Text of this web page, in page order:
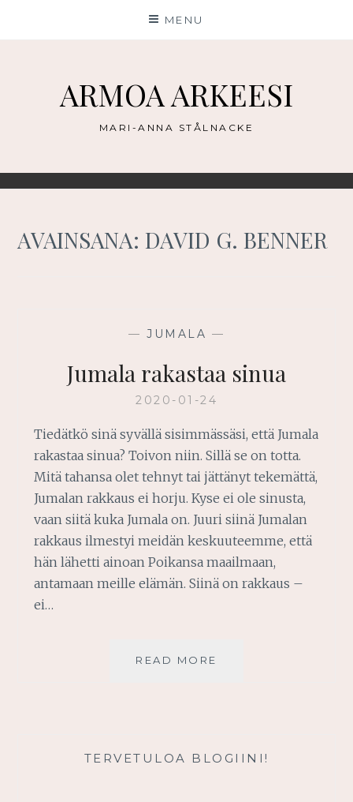
MENU
ARMOA ARKEESI
MARI-ANNA STÅLNACKE
AVAINSANA:DAVID G. BENNER
— JUMALA —
Jumala rakastaa sinua
2020-01-24
Tiedätkö sinä syvällä sisimmässäsi, että Jumala
rakastaa sinua? Toivon niin. Sillä se on totta.
Mitä tahansa olet tehnyt tai jättänyt tekemättä,
Jumalan rakkaus ei horju. Kyse ei ole sinusta,
vaan siitä kuka Jumala on. Juuri siinä Jumalan
rakkaus ilmestyi meidän keskuuteemme, että
hän lähetti ainoan Poikansa maailmaan,
antamaan meille elämän. Siinä on rakkaus –
ei…
READ MORE
TERVETULOA BLOGIINI!